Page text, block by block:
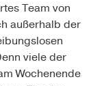
Team von
außerhalb der
viele der
Wochenende